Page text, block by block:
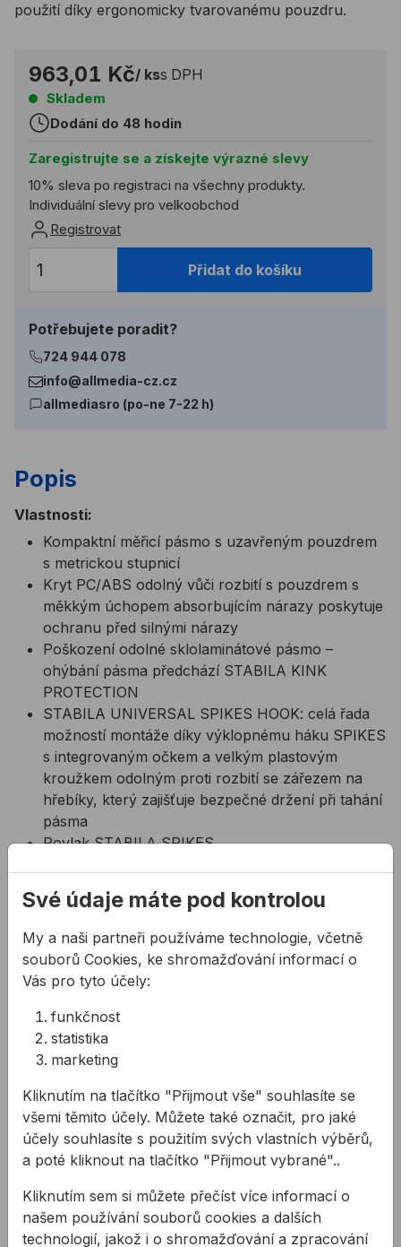
použití díky ergonomicky tvarovanému pouzdru.
963,01 Kč/ kss DPH
Skladem
Dodání do 48 hodin
Zaregistrujte se a získejte výrazné slevy
10% sleva po registraci na všechny produkty.
Individuální slevy pro velkoobchod
Registrovat
Přidat do košíku
Potřebujete poradit?
724 944 078
info@allmedia-cz.cz
allmediasro (po-ne 7-22 h)
Popis
Vlastnosti:
Kompaktní měřicí pásmo s uzavřeným pouzdrem
s metrickou stupnicí
Kryt PC/ABS odolný vůči rozbití s pouzdrem s
měkkým úchopem absorbujícím nárazy poskytuje
ochranu před silnými nárazy
Poškození odolné sklolaminátové pásmo –
ohýbání pásma předchází STABILA KINK
PROTECTION
STABILA UNIVERSAL SPIKES HOOK: celá řada
možností montáže díky výklopnému háku SPIKES
s integrovaným očkem a velkým plastovým
kroužkem odolným proti rozbití se zářezem na
hřebíky, který zajišťuje bezpečné držení při tahání
pásma
Povlak STABILA SPIKES
Očko integrované v háku znamená, že
upevnění lze rychle uvolnit
Ergonomicky tvarované pouzdro pro jednoduché
Šikovný plastový kroužek: jednoduché přidání k
naměřeným délkám – 2 cm mezi nulovým bodem
a zářezem hřebíku, 5 cm mezi nulovým bodem a
začátkem kroužku
Použití:
Dlouhé měřicí pásma jsou nepostradatelnými
měřicími nástroji na každodenní použití –
velké a ještě větší vzdálenosti
Technické parametry:
Své údaje máte pod kontrolou
My a naši partneři používáme technologie, včetně
souborů Cookies, ke shromažďování informací o
Vás pro tyto účely:
funkčnost
statistika
marketing
Kliknutím na tlačítko "Přijmout vše" souhlasíte se
všemi těmito účely. Můžete také označit, pro jaké
účely souhlasíte s použitím svých vlastních výběrů,
a poté kliknout na tlačítko "Přijmout vybrané"..
Kliknutím sem si můžete přečíst více informací o
našem používání souborů cookies a dalších
technologií, jakož i o shromažďování a zpracování